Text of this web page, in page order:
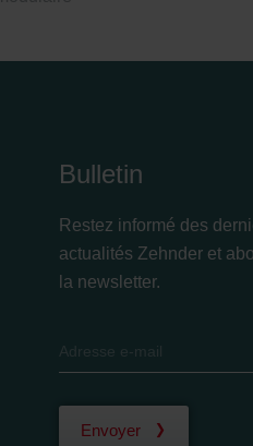
Bulletin
Restez informé des
actualités Zehnder et
la newsletter.
Envoyer